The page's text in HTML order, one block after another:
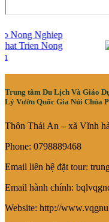
Trung tâm Du Lịch Và Giáo
Lý Vườn Quốc Gia Núi Chúa
Thôn Thái An – xã Vĩnh
Phone: 0798889468
Email liên hệ đặt tour:
Email hành chính:
Website: http://